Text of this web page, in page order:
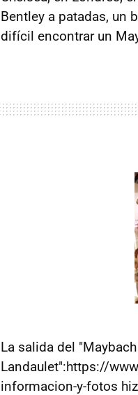
Bentley a patadas, un
difícil encontrar un
La salida del
Landaulet":https://
informacion-y-fotos